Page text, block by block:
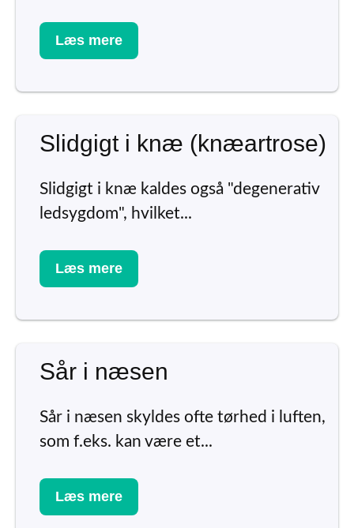
Læs mere
Slidgigt i knæ (knæartrose)
Slidgigt i knæ kaldes også "degenerativ
ledsygdom", hvilket...
Læs mere
Sår i næsen
Sår i næsen skyldes ofte tørhed i luften,
som f.eks. kan være et...
Læs mere